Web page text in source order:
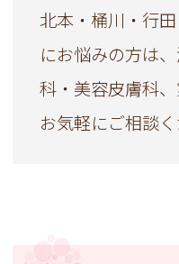
北本・桶川・行
にお悩みの方は
科・美容皮膚科
お気軽にご相談く